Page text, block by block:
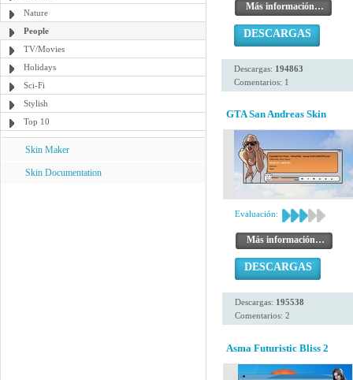
Nature
People
TV/Movies
Holidays
Sci-Fi
Stylish
Top 10
Skin Maker
Skin Documentation
Más información…
DESCARGAS
Descargas: 194863
Comentarios: 1
GTA San Andreas Skin
Evaluación:
Más información…
DESCARGAS
Descargas: 195538
Comentarios: 2
Asma Futuristic Bliss 2